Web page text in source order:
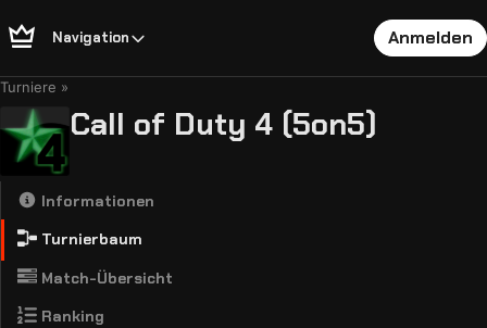
Navigation Anmelden
Turniere
Call of Duty 4 (5on5)
Informationen
Turnierbaum
Match-Übersicht
Ranking